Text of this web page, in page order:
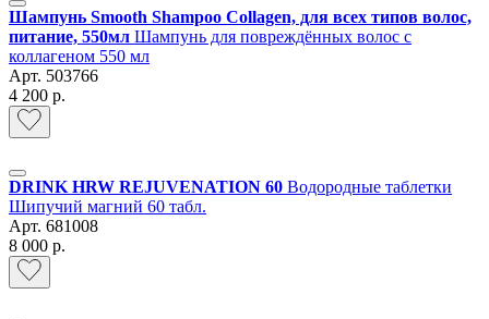
Шампунь Smooth Shampoo Collagen, для всех типов волос,
питание, 550мл Шампунь для повреждённых волос с
коллагеном 550 мл
Арт. 503766
4 200 р.
DRINK HRW REJUVENATION 60 Водородные таблетки
Шипучий магний 60 табл.
Арт. 681008
8 000 р.